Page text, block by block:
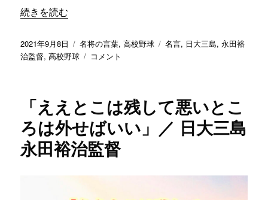
“「公式戦で思うようにいかなかった責任はすべて監督
続きを読む
投
稿
2021年9月8日
カ
テ
名将の言葉,高校野球
タ
名言, 日大三島,永田裕
治監督,高校野球
「公
思
う
よ
う
に
コメント
「ええとこは残して悪いとこ
ろは外せばいい」／ 日大三島
永田裕治監督